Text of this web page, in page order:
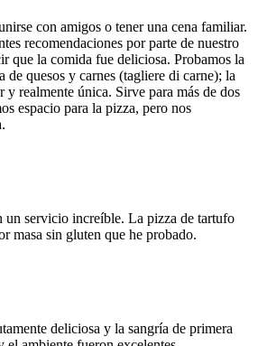
con amigos o tener una cena familiar.
recomendaciones por parte de nuestro
que la comida fue deliciosa. Probamos la
de quesos y carnes (tagliere di carne); la
realmente única. Sirve para más de dos
espacio para la pizza, pero nos
un servicio increíble. La pizza de tartufo
masa sin gluten que he probado.
deliciosa y la sangría de primera